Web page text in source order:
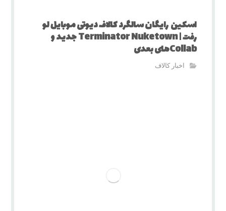
اسکین رایگان سالگرد کالاف دیوتی موبایل لو
رفت | Terminator Nuketown جدید و
Collabهای بعدی
اخبار کالاف